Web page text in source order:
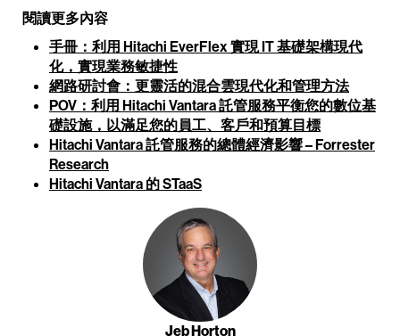
閱讀更多內容
手冊：利用 Hitachi EverFlex 實現 IT 基礎架構現代
化，實現業務敏捷性
網路研討會：更靈活的混合雲現代化和管理方法
POV：利用 Hitachi Vantara 託管服務平衡您的數位基
礎設施，以滿足您的員工、客戶和預算目標
Hitachi Vantara 託管服務的總體經濟影響 – Forrester
Research
Hitachi Vantara 的 STaaS
Jeb Horton